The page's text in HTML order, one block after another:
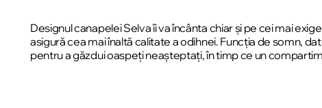
Designul canapelei Selva îi va încânta chiar și pe cei mai
asigură cea mai înaltă calitate a odihnei. Funcția de somn,
pentru a găzdui oaspeți neașteptați, în timp ce un